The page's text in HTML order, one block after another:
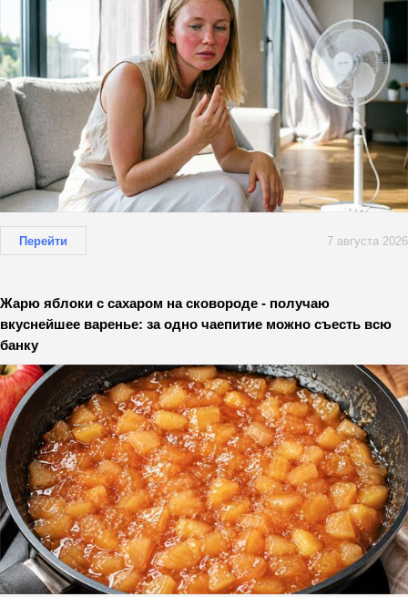
Перейти 7 августа 2026
Жарю яблоки с сахаром на сковороде - получаю
вкуснейшее варенье: за одно чаепитие можно съесть всю
банку